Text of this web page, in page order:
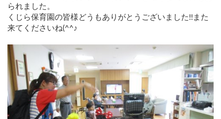
られました。
くじら保育園の皆様どうもありがとうございました!!また
来てくださいね(^^♪